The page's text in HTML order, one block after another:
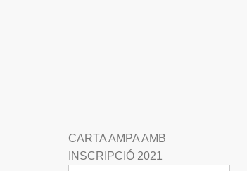
CARTA AMPA AMB
INSCRIPCIÓ 2021